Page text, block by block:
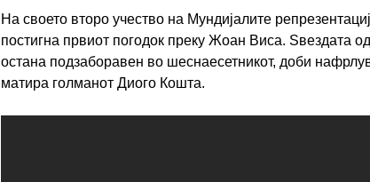
На своето второ учество на Мундијалите
постигна првиот погодок преку Жоан Виса. Ѕвездата
остана подзаборавен во шеснаесетникот, доби
матира голманот Диого Кошта.